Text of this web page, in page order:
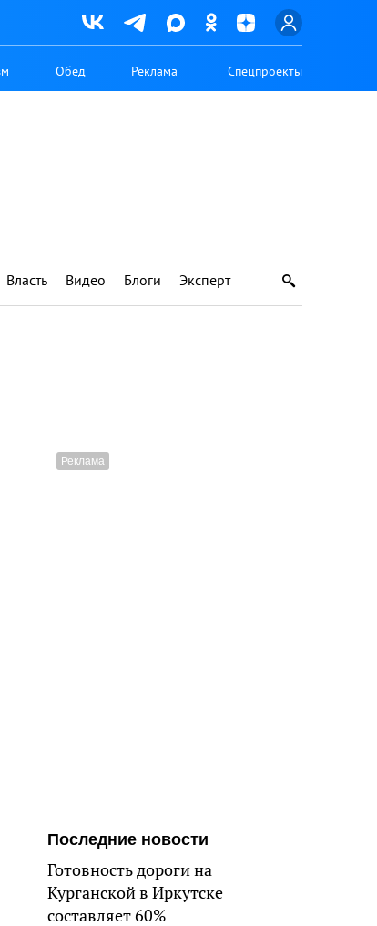
Обед Реклама Спецпроекты
Власть Видео Блоги Эксперт
Последние новости
Готовность дороги на
Курганской в Иркутске
составляет 60%